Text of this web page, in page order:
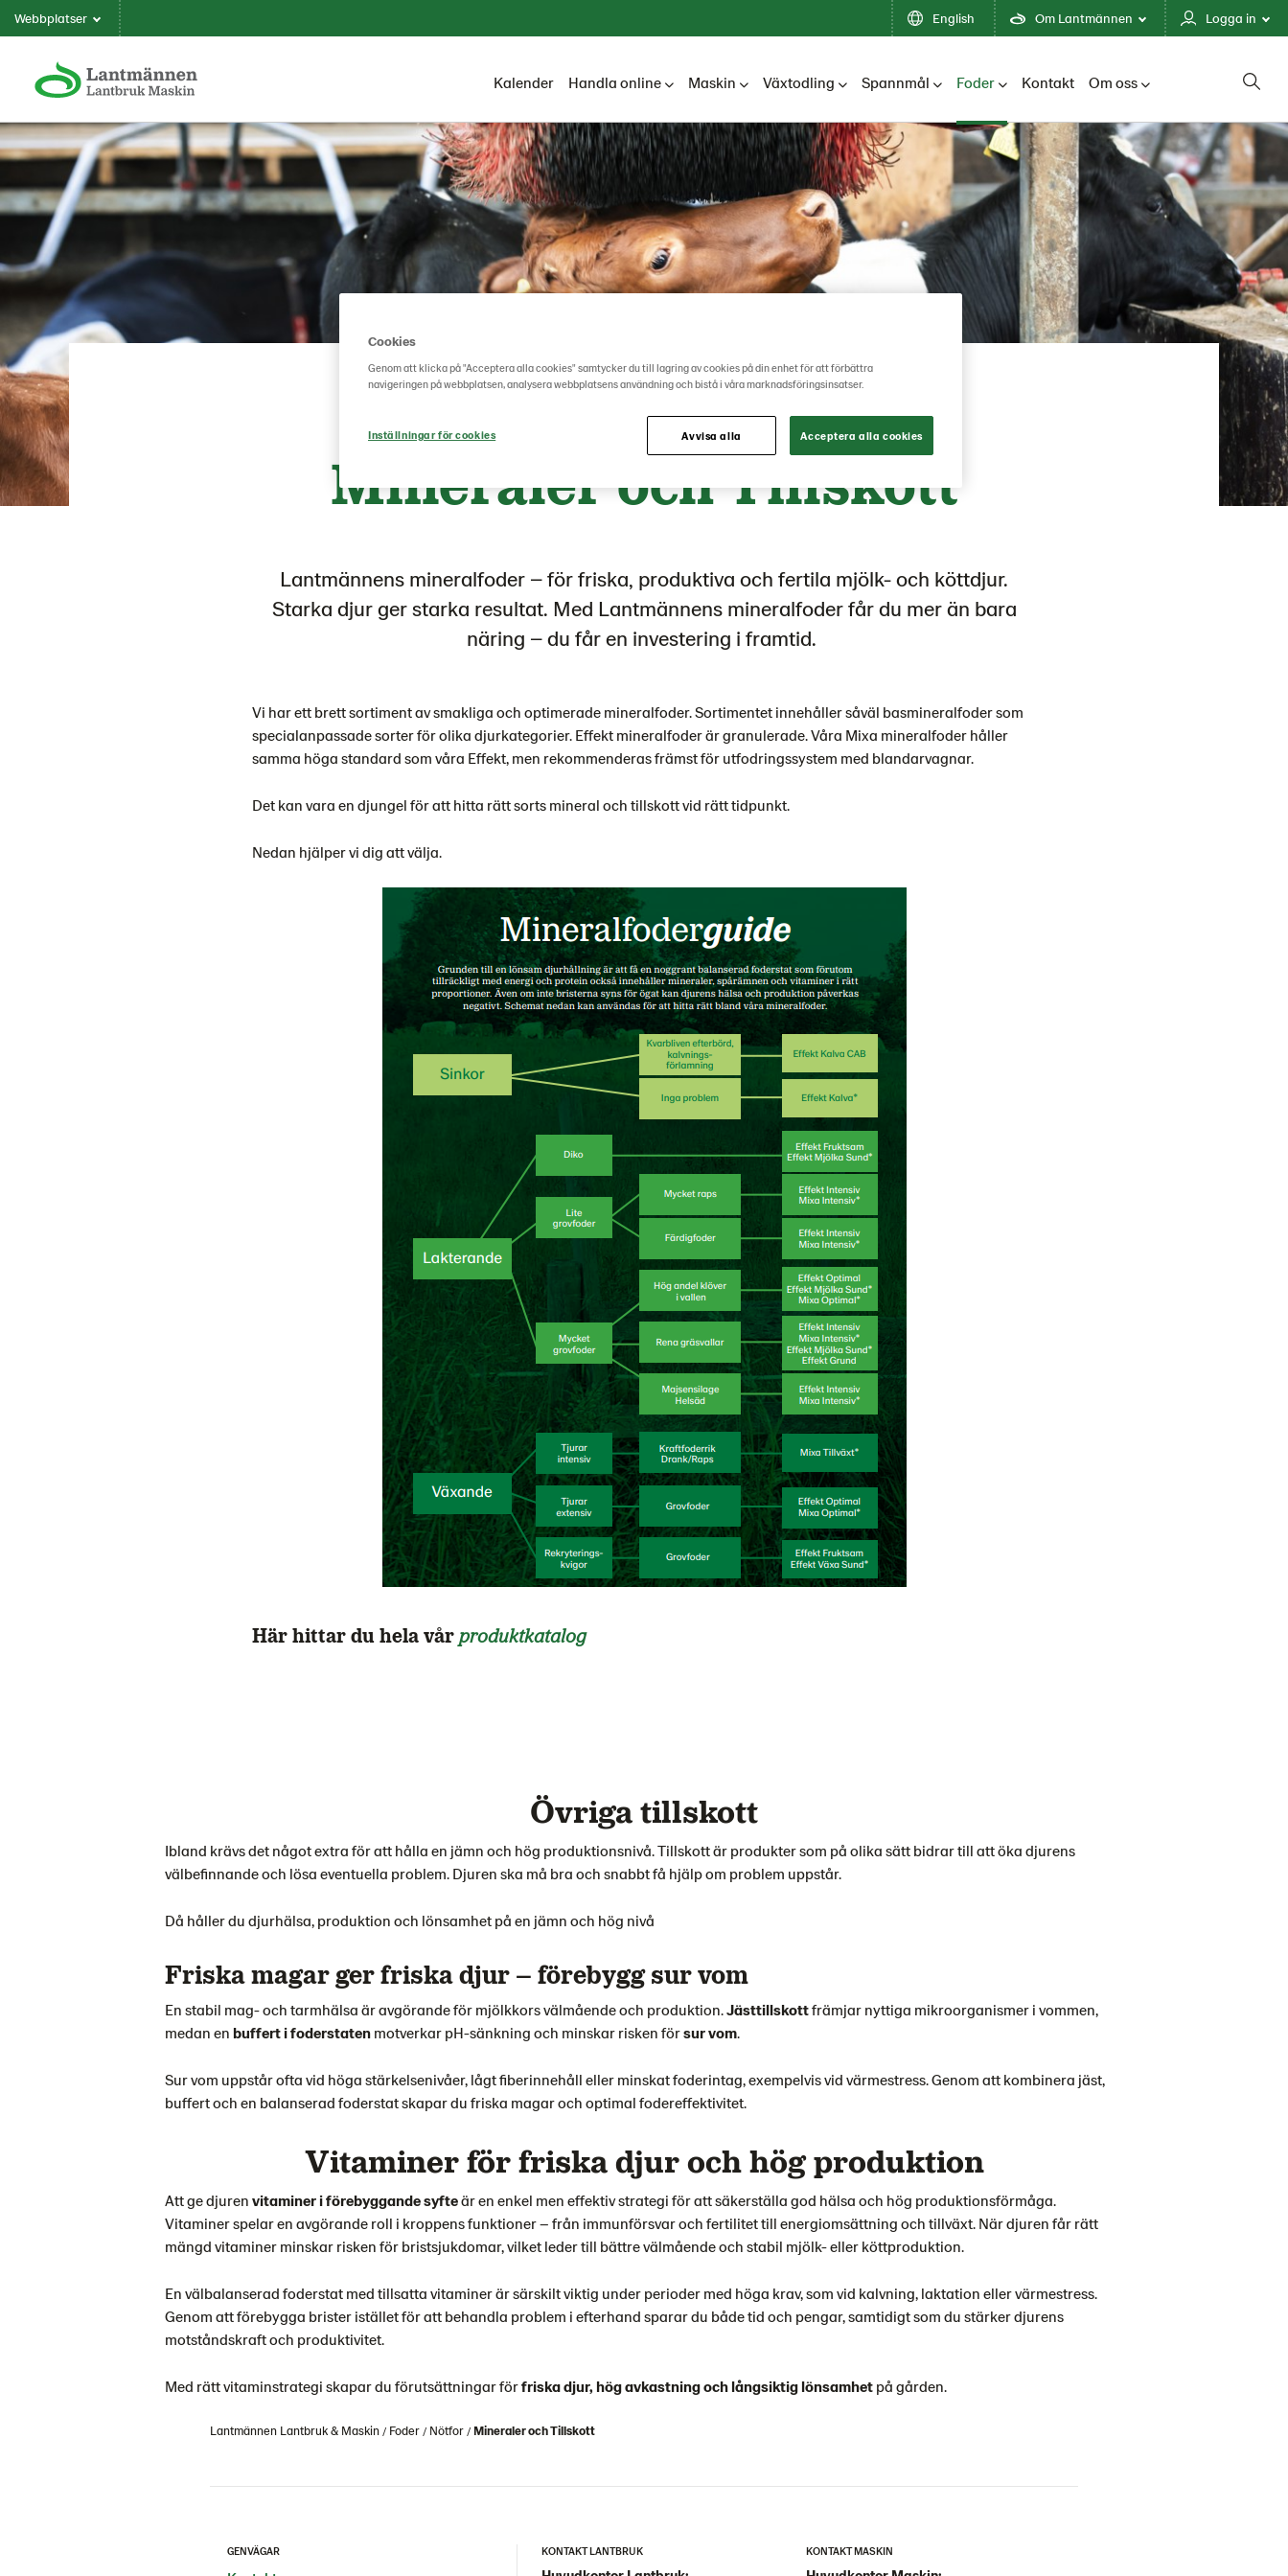
Webbplatser English Om Lantmännen Logga in
Kalender Handla online Maskin Växtodling Spannmål Foder Kontakt Om oss
Lantmännen Lantbruk & Maskin
Mineraler och Tillskott
Lantmännens mineralfoder – för friska, produktiva och fertila mjölk- och köttdjur.
Starka djur ger starka resultat. Med Lantmännens mineralfoder får du mer än bara
näring – du får en investering i framtid.
Vi har ett brett sortiment av smakliga och optimerade mineralfoder. Sortimentet innehåller såväl basmineralfoder som
specialanpassade sorter för olika djurkategorier. Effekt mineralfoder är granulerade. Våra Mixa mineralfoder håller
samma höga standard som våra Effekt, men rekommenderas främst för utfodringssystem med blandarvagnar.
Det kan vara en djungel för att hitta rätt sorts mineral och tillskott vid rätt tidpunkt.
Nedan hjälper vi dig att välja.
Här hittar du hela vår produktkatalog
Övriga tillskott
Ibland krävs det något extra för att hålla en jämn och hög produktionsnivå. Tillskott är produkter som på olika sätt bidrar till att öka djurens
välbefinnande och lösa eventuella problem. Djuren ska må bra och snabbt få hjälp om problem uppstår.
Då håller du djurhälsa, produktion och lönsamhet på en jämn och hög nivå
Friska magar ger friska djur – förebygg sur vom
En stabil mag- och tarmhälsa är avgörande för mjölkkors välmående och produktion.Jästtillskottfrämjar nyttiga mikroorganismer i vommen,
medan en buffert i foderstaten motverkar pH-sänkning och minskar risken försur vom.
Sur vom uppstår ofta vid höga stärkelsenivåer, lågt fiberinnehåll eller minskat foderintag, exempelvis vid värmestress. Genom att kombinera jäst,
buffert och en balanserad foderstat skapar du friska magar och optimal fodereffektivitet.
Vitaminer för friska djur och hög produktion
Att ge djuren vitaminer i förebyggande syfteär en enkel men effektiv strategi för att säkerställa god hälsa och hög produktionsförmåga.
Vitaminer spelar en avgörande roll i kroppens funktioner – från immunförsvar och fertilitet till energiomsättning och tillväxt. När djuren får rätt
mängd vitaminer minskar risken för bristsjukdomar, vilket leder till bättre välmående och stabil mjölk- eller köttproduktion.
En välbalanserad foderstat med tillsatta vitaminer är särskilt viktig under perioder med höga krav, som vid kalvning, laktation eller värmestress.
Genom att förebygga brister istället för att behandla problem i efterhand sparar du både tid och pengar, samtidigt som du stärker djurens
motståndskraft och produktivitet.
Med rätt vitaminstrategi skapar du förutsättningar förfriska djur, hög avkastning och långsiktig lönsamhet på gården.
Lantmännen Lantbruk & Maskin Foder Nötfor Mineraler och Tillskott
GENVÄGAR KONTAKT LANTBRUK KONTAKT MASKIN
Cookies
Genom att klicka på "Acceptera alla cookies" samtycker du till lagring av cookies på din enhet för att förbättra
navigeringen på webbplatsen, analysera webbplatsens användning och bistå i våra marknadsföringsinsatser.
Inställningar för cookies Avvisa alla Acceptera alla cookies